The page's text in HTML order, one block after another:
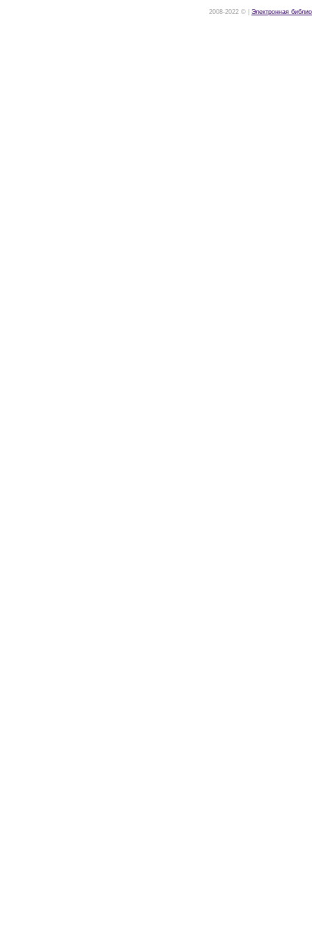
2008-2022 © | Электронная